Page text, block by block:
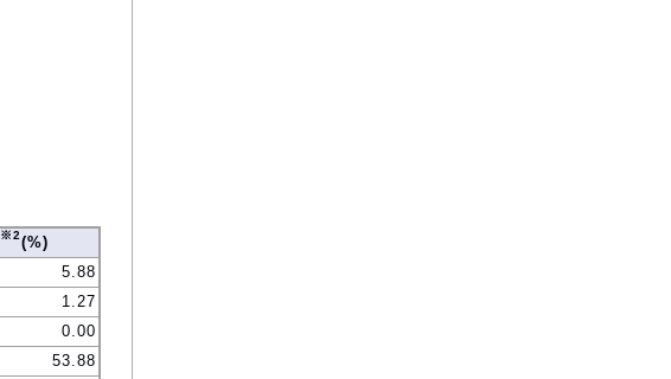
※2(%)
5.88
1.27
0.00
53.88